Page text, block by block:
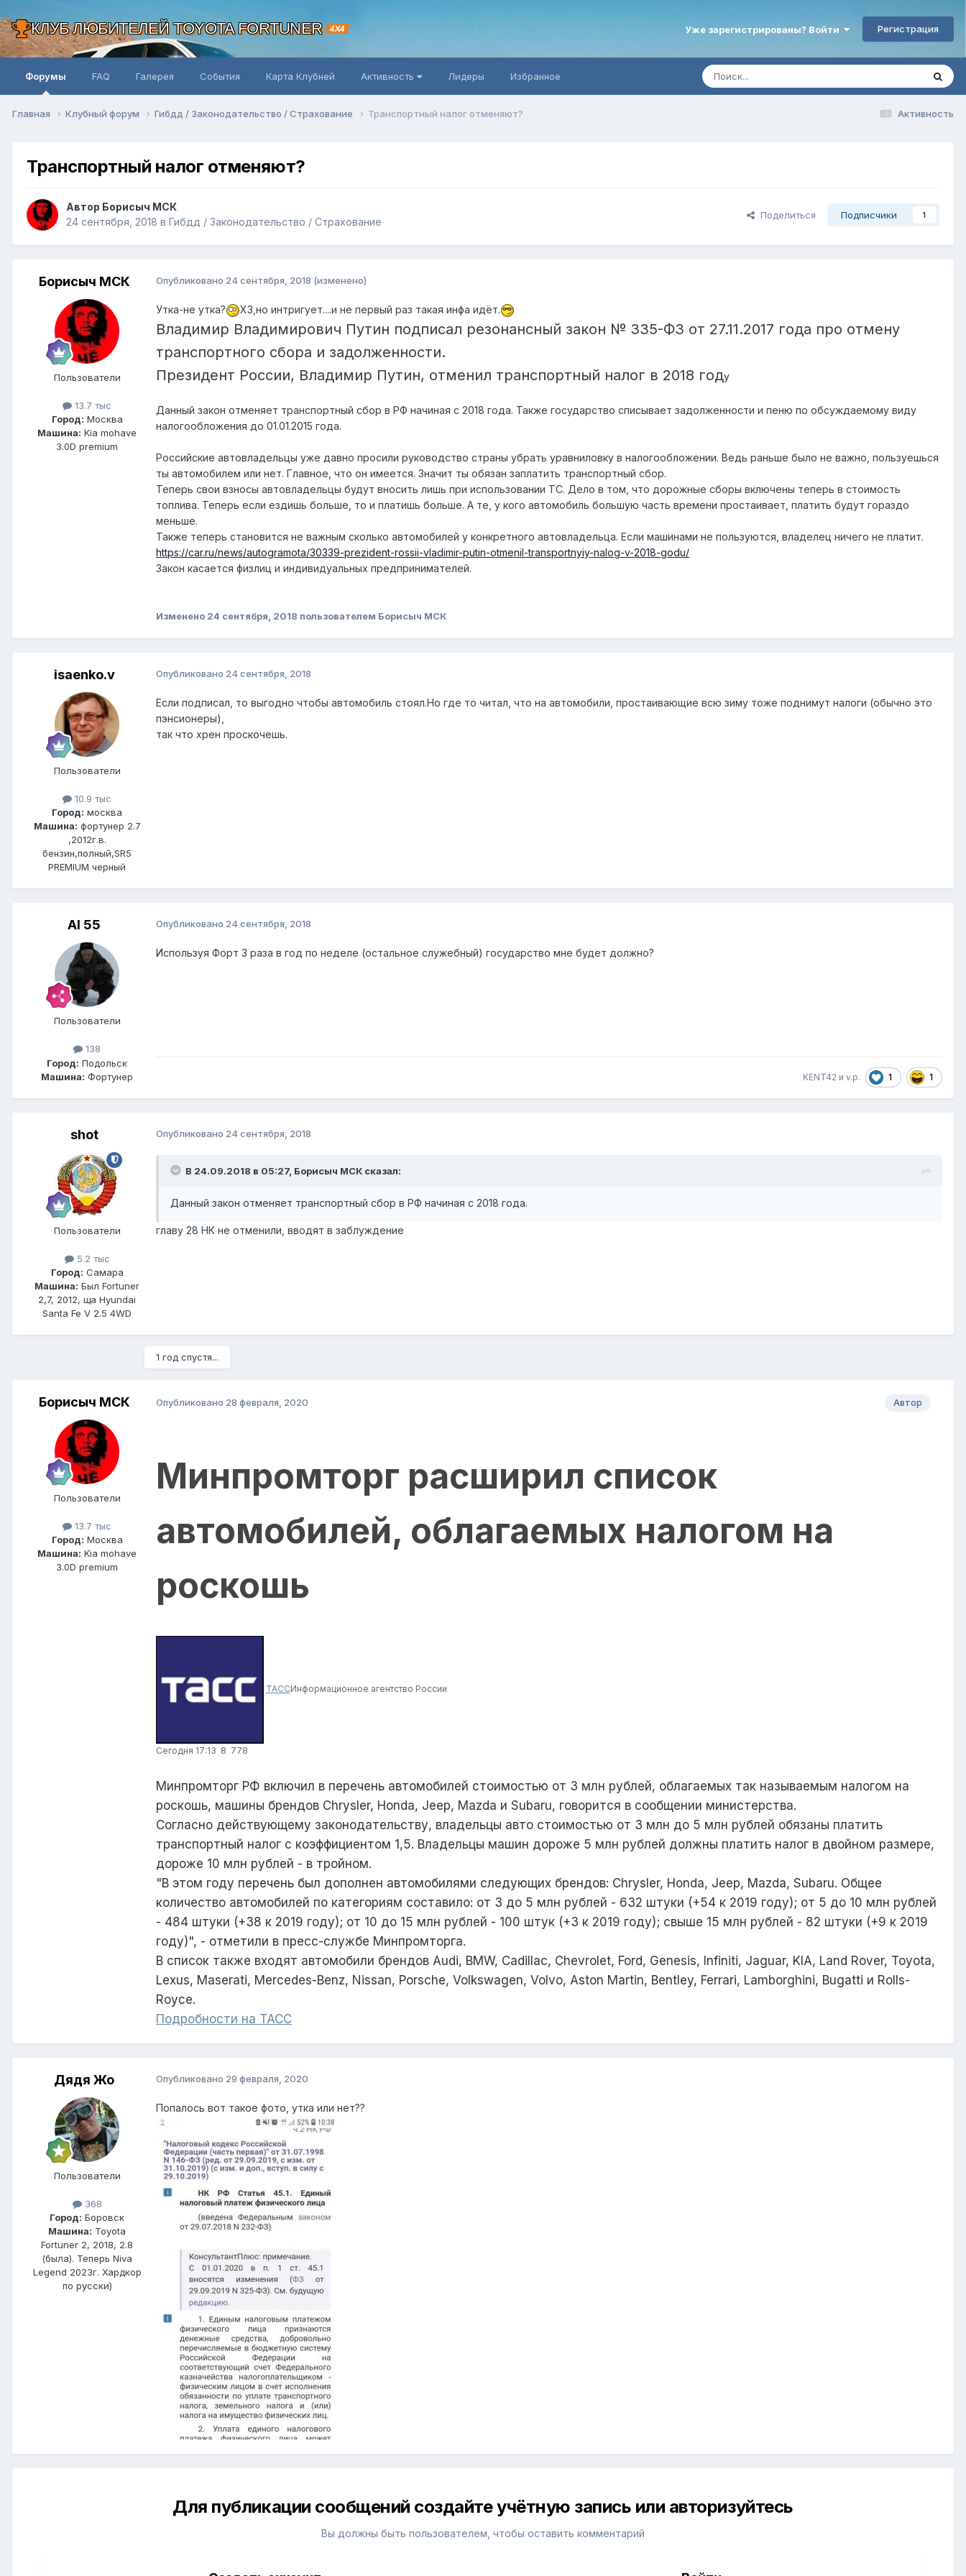
КЛУБ ЛЮБИТЕЛЕЙ TOYOTA FORTUNER 4X4 Уже зарегистрированы? Войти Регистрация
Форумы FAQ Галерея События Карта Клубней Активность Лидеры Избранное
Активность
Главная Клубный форум Гибдд / Законодательство / Страхование Транспортный налог отменяют?
Транспортный налог отменяют?
Автор Борисыч МСК
24 сентября, 2018 в Гибдд / Законодательство / Страхование
Поделиться Подписчики 1
Борисыч МСК
Пользователи
13.7 тыс
Город: Москва
Машина: Kia mohave
3.0D premium
Опубликовано 24 сентября, 2018 (изменено)
Утка-не утка? ХЗ,но интригует....и не первый раз такая инфа идёт.
Владимир Владимирович Путин подписал резонансный закон № 335-ФЗ от 27.11.2017 года про отмену
транспортного сбора и задолженности.
Президент России, Владимир Путин, отменил транспортный налог в 2018 году
Данный закон отменяет транспортный сбор в РФ начиная с 2018 года. Также государство списывает задолженности и пеню по обсуждаемому виду
налогообложения до 01.01.2015 года.
Российские автовладельцы уже давно просили руководство страны убрать уравниловку в налогообложении. Ведь раньше было не важно, пользуешься
ты автомобилем или нет. Главное, что он имеется. Значит ты обязан заплатить транспортный сбор.
Теперь свои взносы автовладельцы будут вносить лишь при использовании ТС. Дело в том, что дорожные сборы включены теперь в стоимость
топлива. Теперь если ездишь больше, то и платишь больше. А те, у кого автомобиль большую часть времени простаивает, платить будут гораздо
меньше.
Также теперь становится не важным сколько автомобилей у конкретного автовладельца. Если машинами не пользуются, владелец ничего не платит.
https://car.ru/news/autogramota/30339-prezident-rossii-vladimir-putin-otmenil-transportnyiy-nalog-v-2018-godu/
Закон касается физлиц и индивидуальных предпринимателей.
Изменено 24 сентября, 2018 пользователем Борисыч МСК
isaenko.v
Пользователи
10.9 тыс
Город: москва
Машина: фортунер 2.7
,2012г.в.
бензин,полный,SR5
PREMIUM черный
Опубликовано 24 сентября, 2018
Если подписал, то выгодно чтобы автомобиль стоял.Но где то читал, что на автомобили, простаивающие всю зиму тоже поднимут налоги (обычно это
пэнсионеры),
так что хрен проскочешь.
Al 55
Пользователи
138
Город: Подольск
Машина: Фортунер
Опубликовано 24 сентября, 2018
Используя Форт 3 раза в год по неделе (остальное служебный) государство мне будет должно?
KENT42 и v.p. 1 1
shot
Пользователи
5.2 тыс
Город: Самара
Машина: Был Fortuner
2,7, 2012, ща Hyundai
Santa Fe V 2.5 4WD
Опубликовано 24 сентября, 2018
В 24.09.2018 в 05:27, Борисыч МСК сказал:
Данный закон отменяет транспортный сбор в РФ начиная с 2018 года.
главу 28 НК не отменили, вводят в заблуждение
1 год спустя...
Борисыч МСК
Пользователи
13.7 тыс
Город: Москва
Машина: Kia mohave
3.0D premium
Автор
Опубликовано 28 февраля, 2020
Минпромторг расширил список
автомобилей, облагаемых налогом на
роскошь
ТАССИнформационное агентство России
Сегодня 17:13 8 778
Минпромторг РФ включил в перечень автомобилей стоимостью от 3 млн рублей, облагаемых так называемым налогом на
роскошь, машины брендов Chrysler, Honda, Jeep, Mazda и Subaru, говорится в сообщении министерства.
Согласно действующему законодательству, владельцы авто стоимостью от 3 млн до 5 млн рублей обязаны платить
транспортный налог с коэффициентом 1,5. Владельцы машин дороже 5 млн рублей должны платить налог в двойном размере,
дороже 10 млн рублей - в тройном.
"В этом году перечень был дополнен автомобилями следующих брендов: Chrysler, Honda, Jeep, Mazda, Subaru. Общее
количество автомобилей по категориям составило: от 3 до 5 млн рублей - 632 штуки (+54 к 2019 году); от 5 до 10 млн рублей
- 484 штуки (+38 к 2019 году); от 10 до 15 млн рублей - 100 штук (+3 к 2019 году); свыше 15 млн рублей - 82 штуки (+9 к 2019
году)", - отметили в пресс-службе Минпромторга.
В список также входят автомобили брендов Audi, BMW, Cadillac, Chevrolet, Ford, Genesis, Infiniti, Jaguar, KIA, Land Rover, Toyota,
Lexus, Maserati, Mercedes-Benz, Nissan, Porsche, Volkswagen, Volvo, Aston Martin, Bentley, Ferrari, Lamborghini, Bugatti и Rolls-
Royce.
Подробности на ТАСС
Дядя Жо
Пользователи
368
Город: Боровск
Машина: Toyota
Fortuner 2, 2018, 2.8
(была). Теперь Niva
Legend 2023г. Хардкор
по русски)
Опубликовано 29 февраля, 2020
Попалось вот такое фото, утка или нет??
Для публикации сообщений создайте учётную запись или авторизуйтесь
Вы должны быть пользователем, чтобы оставить комментарий